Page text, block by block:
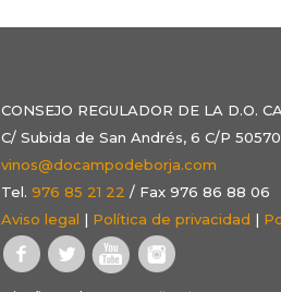
CONSEJO REGULADOR DE LA D.O.
C/ Subida de San Andrés, 6 C/P
vinos@docampodeborja.com
Tel.976 85 21 22 / Fax 976 86 88 06
Aviso legal | Política de privacidad |